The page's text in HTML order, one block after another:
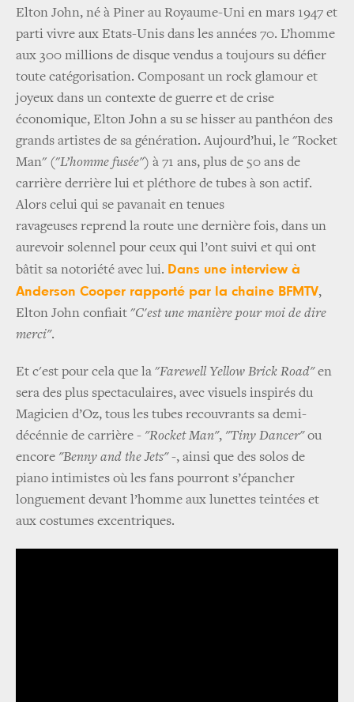
Elton John, né à Piner au Royaume-Uni en mars 1947 et
parti vivre aux Etats-Unis dans les années 70. L’homme
aux 300 millions de disque vendus a toujours su défier
toute catégorisation. Composant un rock glamour et
joyeux dans un contexte de guerre et de crise
économique, Elton John a su se hisser au panthéon des
grands artistes de sa génération. Aujourd’hui, le "Rocket
Man" ("L’homme fusée") à 71 ans, plus de 50 ans de
carrière derrière lui et pléthore de tubes à son actif.
Alors celui qui se pavanait en tenues
ravageuses reprend la route une dernière fois, dans un
aurevoir solennel pour ceux qui l’ont suivi et qui ont
bâtit sa notoriété avec lui. Dans une interview à
Anderson Cooper rapporté par la chaine BFMTV,
Elton John confiait "C'est une manière pour moi de dire
merci".
Et c'est pour cela que la "Farewell Yellow Brick Road"en
sera des plus spectaculaires, avec visuels inspirés du
Magicien d’Oz, tous les tubes recouvrants sa demi-
décénnie de carrière - "Rocket Man", "Tiny Dancer"ou
encore "Benny and the Jets"-, ainsi que des solos de
piano intimistes où les fans pourront s’épancher
longuement devant l’homme aux lunettes teintées et
aux costumes excentriques.